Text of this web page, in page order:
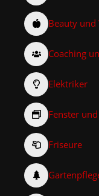
Beauty und
Coaching
Elektriker
Fenster
Friseure